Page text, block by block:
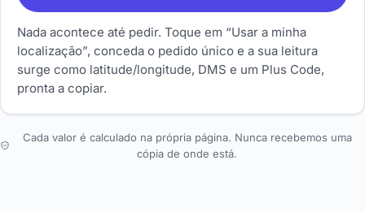
Nada acontece até pedir. Toque em “Usar a minha
localização”, conceda o pedido único e a sua leitura
surge como latitude/longitude, DMS e um Plus Code,
pronta a copiar.
Cada valor é calculado na própria página. Nunca recebemos uma
cópia de onde está.